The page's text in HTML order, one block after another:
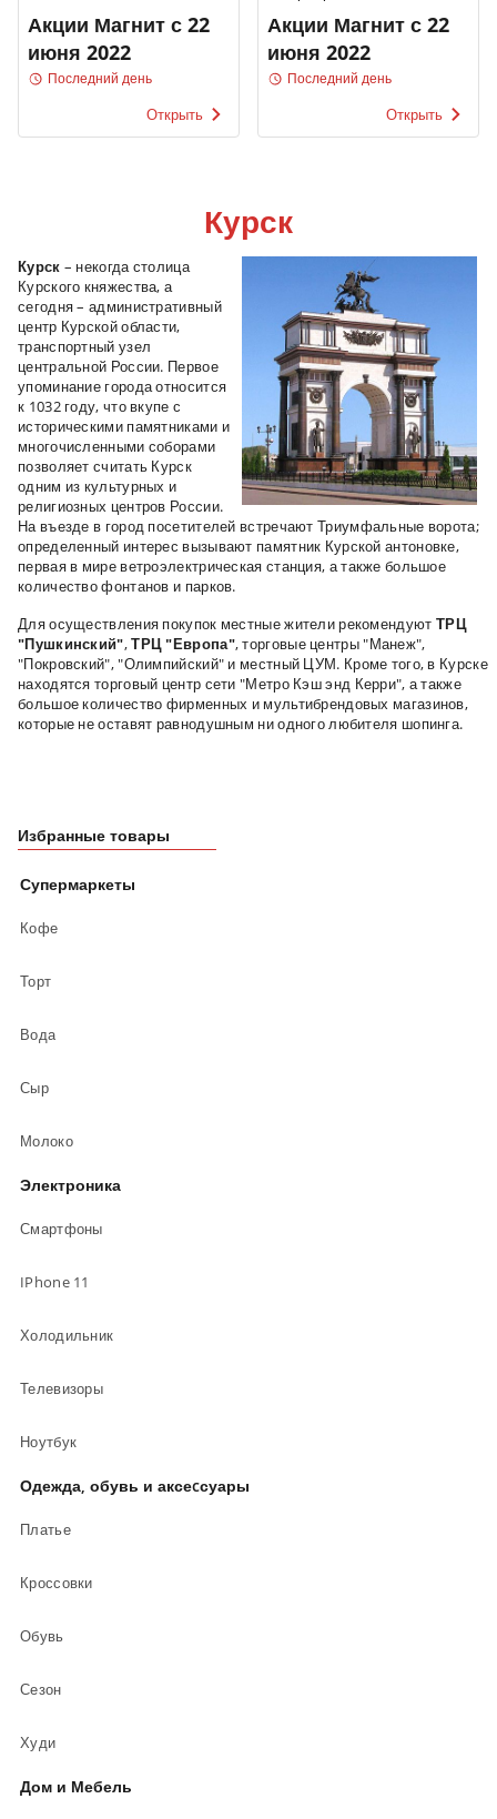
Акции Магнит с 22
июня 2022
Последний день
Открыть
Акции Магнит с 22
июня 2022
Последний день
Открыть
Курск
Курск – некогда столица
Курского княжества, а
сегодня – административный
центр Курской области,
транспортный узел
центральной России. Первое
упоминание города относится
к 1032 году, что вкупе с
историческими памятниками и
многочисленными соборами
позволяет считать Курск
одним из культурных и
религиозных центров России.
На въезде в город посетителей встречают Триумфальные ворота;
определенный интерес вызывают памятник Курской антоновке,
первая в мире ветроэлектрическая станция, а также большое
количество фонтанов и парков.
Для осуществления покупок местные жители рекомендуют ТРЦ
"Пушкинский",ТРЦ "Европа", торговые центры "Манеж",
"Покровский", "Олимпийский" и местный ЦУМ. Кроме того, в Курске
находятся торговый центр сети "Метро Кэш энд Керри", а также
большое количество фирменных и мультибрендовых магазинов,
которые не оставят равнодушным ни одного любителя шопинга.
Избранные товары
Супермаркеты
Кофе
Торт
Вода
Сыр
Молоко
Электроника
Смартфоны
IPhone 11
Холодильник
Телевизоры
Ноутбук
Одежда, обувь и аксеcсуары
Платье
Кроссовки
Обувь
Сезон
Худи
Дом и Мебель